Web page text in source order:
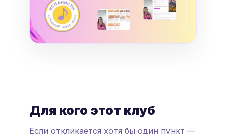
Для кого этот клуб
Если откликается хотя бы один пункт —